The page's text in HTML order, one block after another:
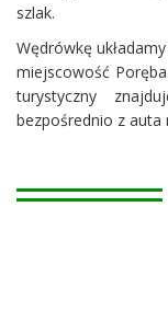
szlak.
Wędrówkę
miejscowość
turystyczny
bezpośrednio z auta